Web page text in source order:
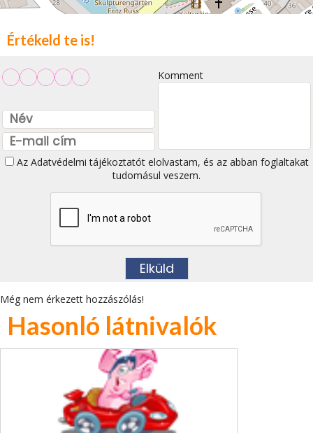
Értékeld te is!
Komment
Az Adatvédelmi tájékoztatótelolvastam, és az abban foglaltakat
tudomásul veszem.
Még nem érkezett hozzászólás!
Hasonló látnivalók